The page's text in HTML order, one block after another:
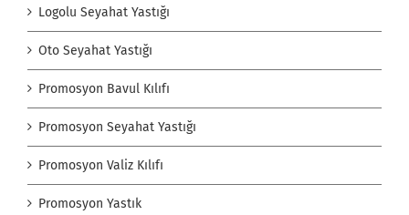
Logolu Seyahat Yastığı
Oto Seyahat Yastığı
Promosyon Bavul Kılıfı
Promosyon Seyahat Yastığı
Promosyon Valiz Kılıfı
Promosyon Yastık